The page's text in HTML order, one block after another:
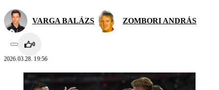
VARGA BALÁZS ZOMBORI ANDRÁS
0
2026.03.28. 19:56